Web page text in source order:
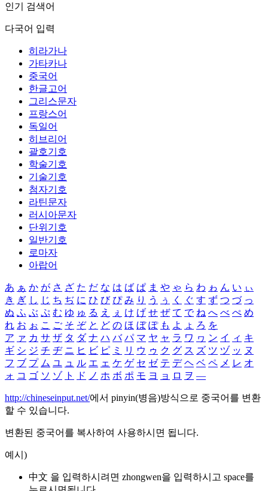
인기 검색어
다국어 입력
히라가나
가타카나
중국어
한글고어
그리스문자
프랑스어
독일어
히브리어
괄호기호
학술기호
기술기호
첨자기호
라틴문자
러시아문자
단위기호
일반기호
로마자
아랍어
あ ぁ か が さ ざ た だ な は ば ぱ ま や ゃ ら わ ゎ ん い ぃ
き ぎ し じ ち ぢ に ひ び ぴ み り う ぅ く ぐ す ず つ づ っ
ぬ ふ ぶ ぷ む ゆ ゅ る え ぇ け げ せ ぜ て で ね へ べ ぺ め
れ お ぉ こ ご そ ぞ と ど の ほ ぼ ぽ も よ ょ ろ を
ア ァ カ サ ザ タ ダ ナ ハ バ パ マ ヤ ャ ラ ワ ヮ ン イ ィ キ
ギ シ ジ チ ヂ ニ ヒ ビ ピ ミ リ ウ ゥ ク グ ス ズ ツ ヅ ッ ヌ
フ ブ プ ム ユ ュ ル エ ェ ケ ゲ セ ゼ テ デ ヘ ベ ペ メ レ オ
ォ コ ゴ ソ ゾ ト ド ノ ホ ボ ポ モ ヨ ョ ロ ヲ ―
http://chineseinput.net/에서 pinyin(병음)방식으로 중국어를 변환
할 수 있습니다.
변환된 중국어를 복사하여 사용하시면 됩니다.
예시)
中文 을 입력하시려면 zhongwen을 입력하시고 space를